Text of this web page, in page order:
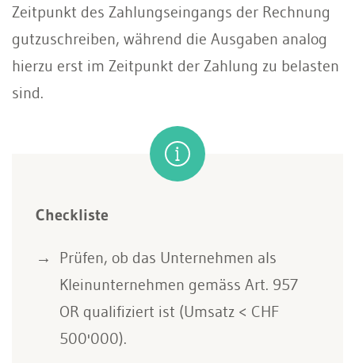
Zeitpunkt des Zahlungseingangs der Rechnung
gutzuschreiben, während die Ausgaben analog
hierzu erst im Zeitpunkt der Zahlung zu belasten
sind.
Checkliste
Prüfen, ob das Unternehmen als
Kleinunternehmen gemäss Art. 957
OR qualifiziert ist (Umsatz < CHF
500'000).